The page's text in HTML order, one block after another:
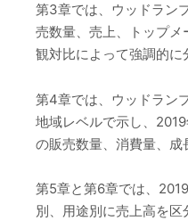
第3章では、ウッドラン
売数量、売上、トップ
観対比によって強調的に
第4章では、ウッドラン
地域レベルで示し、
の販売数量、消費量、成
第5章と第6章では、
別、用途別に売上高を